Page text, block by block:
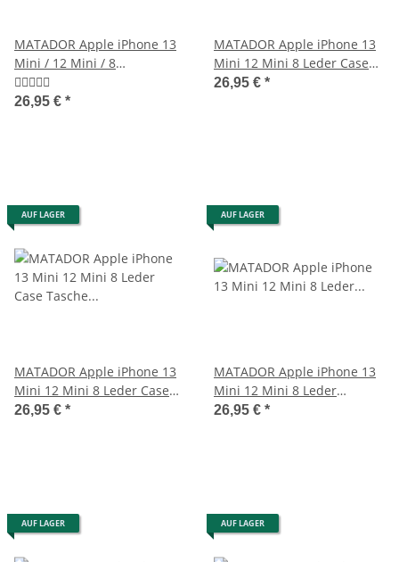
MATADOR Apple iPhone 13
Mini / 12 Mini / 8
Gürteltasche Schwarz
26,95 € *
MATADOR Apple iPhone 13
Mini 12 Mini 8 Leder Case
Hülle Schwarz
26,95 € *
AUF LAGER
MATADOR Apple iPhone 13
Mini 12 Mini 8 Leder Case
Tasche Braun
26,95 € *
AUF LAGER
MATADOR Apple iPhone 13
Mini 12 Mini 8 Leder
Gürteltasche Clip Braun
26,95 € *
AUF LAGER AUF LAGER